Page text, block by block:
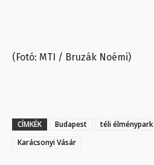
(Fotó: MTI / Bruzák Noémi)
CÍMKÉK Budapest téli élménypark
Karácsonyi Vásár